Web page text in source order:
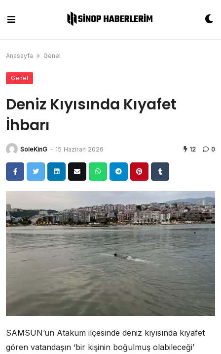
content
Anasayfa » Genel
Genel
Deniz Kıyısında Kıyafet
İhbarı
SoleKinG - 15 Haziran 2026 12 0
SAMSUN’un Atakum ilçesinde deniz kıyısında kıyafet
gören vatandaşın ‘bir kişinin boğulmuş olabileceği’